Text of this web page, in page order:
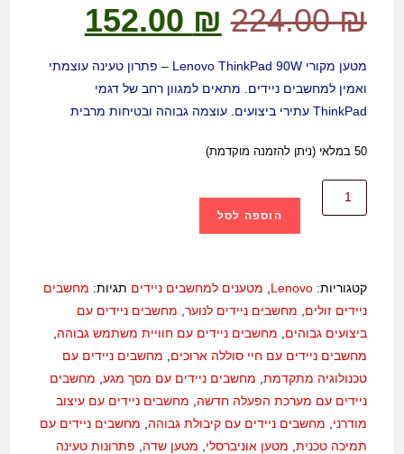
224.00₪
152.00 ₪
מטען מקורי Lenovo ThinkPad 90W – פתרון טעינה עוצמתי
ואמין למחשבים ניידים. מתאים למגוון רחב של דגמי
ThinkPad עתירי ביצועים. עוצמה גבוהה ובטיחות מרבית
50 במלאי (ניתן להזמנה מוקדמת)
הוספה לסל
קטגוריות:Lenovo מטענים למחשבים ניידים תגיות: מחשבים
ניידים זולים
מחשבים ניידים לנוער מחשבים ניידים עם
ביצועים גבוהים
מחשבים ניידים עם חוויית משתמש גבוהה
מחשבים ניידים עם חיי סוללה ארוכים
מחשבים ניידים עם
טכנולוגיה מתקדמת מחשבים ניידים עם מסך מגע מחשבים
ניידים עם מערכת הפעלה חדשה
מחשבים ניידים עם עיצוב
מודרני
מחשבים ניידים עם קיבולת גבוהה
מחשבים ניידים עם
תמיכה טכנית מטען אוניברסלי מטען שדה
פתרונות טעינה